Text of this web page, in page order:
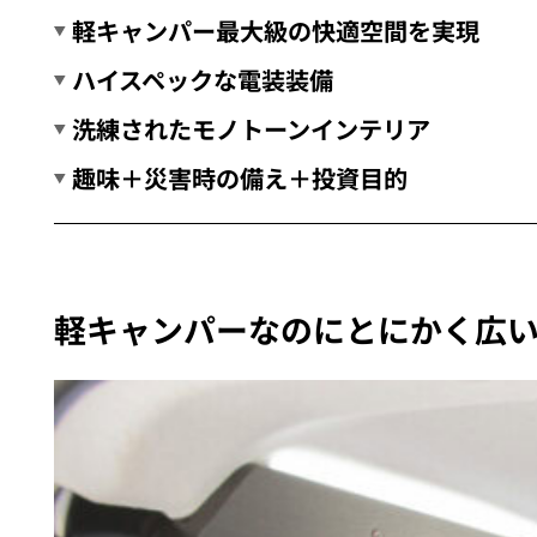
軽キャンパー最大級の快適空間を実現
ハイスペックな電装装備
洗練されたモノトーンインテリア
趣味＋災害時の備え＋投資目的
軽キャンパーなのにとにかく広